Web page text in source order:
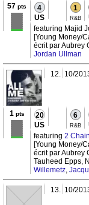
57 pts 4
US
1
R&B
featuring Majid
[Young Money/
écrit par Aubrey
Jordan Ullman
12. 10/
1 pts 20
US
6
R&B
featuring 2
[Young Money/
écrit par Aubrey
Tauheed Epps,
Willemetz
13. 10/